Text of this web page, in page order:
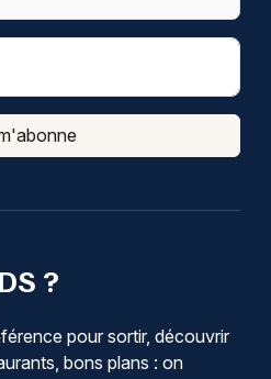
?
pour sortir, découvrir
bons plans : on